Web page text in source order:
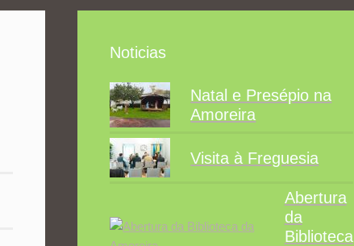
Noticias
Natal e Presépio na
Amoreira
Visita à Freguesia
Abertura
da
Biblioteca